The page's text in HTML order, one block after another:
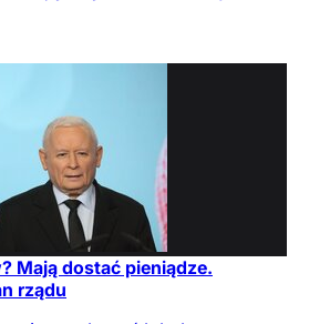
Mają dostać pieniądze.
rządu